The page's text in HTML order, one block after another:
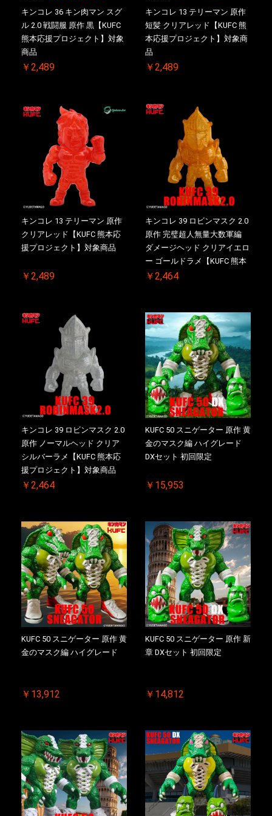
キンコレ 36 キン肉マン スグ
ル 2.0 戦闘服 原作 黒【KUFC
熊本応援プロジェクト】対象
商品
￥2,489
キンコレ 13 テリーマン 原作
短髪 クリアレッド【KUFC 熊
本応援プロジェクト】対象商
品
￥2,489
キンコレ 13 テリーマン 原作
クリアレッド【KUFC 熊本応
援プロジェクト】対象商品
￥2,489
キンコレ 39 ロビンマスク 2.0
原作 完璧超人無量大数軍編
ダメージヘッド クリアイエロ
ー ゴールドラメ【KUFC 熊本
応援プロジェクト】対象商品
￥2,464
キンコレ 39 ロビンマスク 2.0
原作 ノーマルヘッド クリア
シルバーラメ【KUFC 熊本応
援プロジェクト】対象商品
￥2,464
KUFC 50 スニゲーター 原作 黄
金のマスク編 ハイグレード
DXセット 初回限定
￥15,953
KUFC 50 スニゲーター 原作 黄
金のマスク編 ハイグレード
￥13,912
KUFC 50 スニゲーター 原作 新
章 DXセット 初回限定
￥14,812